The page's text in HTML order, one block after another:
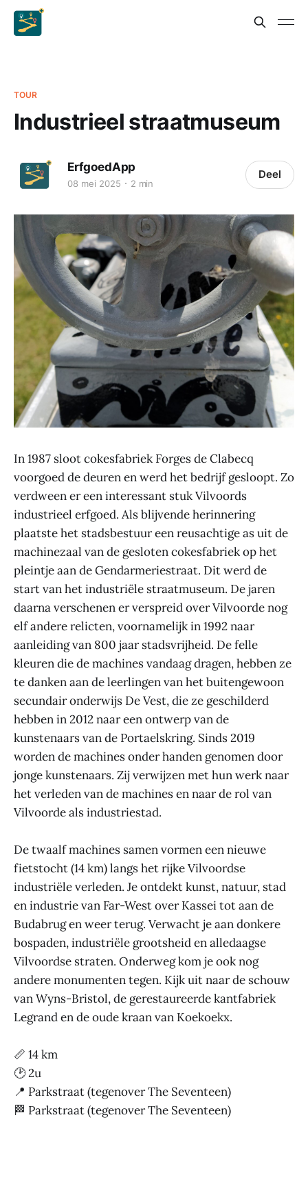
TOUR
Industrieel straatmuseum
ErfgoedApp
08 mei 2025 2 min
Deel
In 1987 sloot cokesfabriek Forges de Clabecq
voorgoed de deuren en werd het bedrijf gesloopt. Zo
verdween er een interessant stuk Vilvoords
industrieel erfgoed. Als blijvende herinnering
plaatste het stadsbestuur een reusachtige as uit de
machinezaal van de gesloten cokesfabriek op het
pleintje aan de Gendarmeriestraat. Dit werd de
start van het industriële straatmuseum. De jaren
daarna verschenen er verspreid over Vilvoorde nog
elf andere relicten, voornamelijk in 1992 naar
aanleiding van 800 jaar stadsvrijheid. De felle
kleuren die de machines vandaag dragen, hebben ze
te danken aan de leerlingen van het buitengewoon
secundair onderwijs De Vest, die ze geschilderd
hebben in 2012 naar een ontwerp van de
kunstenaars van de Portaelskring. Sinds 2019
worden de machines onder handen genomen door
jonge kunstenaars. Zij verwijzen met hun werk naar
het verleden van de machines en naar de rol van
Vilvoorde als industriestad.
De twaalf machines samen vormen een nieuwe
fietstocht (14 km) langs het rijke Vilvoordse
industriële verleden. Je ontdekt kunst, natuur, stad
en industrie van Far-West over Kassei tot aan de
Budabrug en weer terug. Verwacht je aan donkere
bospaden, industriële grootsheid en alledaagse
Vilvoordse straten. Onderweg kom je ook nog
andere monumenten tegen. Kijk uit naar de schouw
van Wyns-Bristol, de gerestaureerde kantfabriek
Legrand en de oude kraan van Koekoekx.
📏 14 km
🕑 2u
📍 Parkstraat (tegenover The Seventeen)
🏁 Parkstraat (tegenover The Seventeen)